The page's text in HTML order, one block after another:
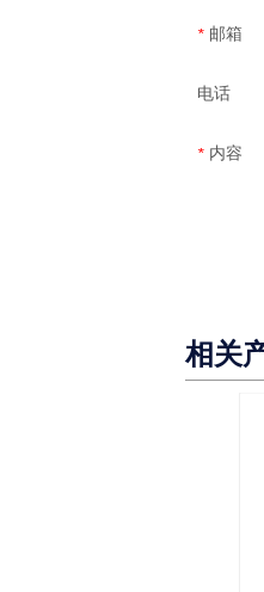
* 邮箱
电话
* 内容
相关